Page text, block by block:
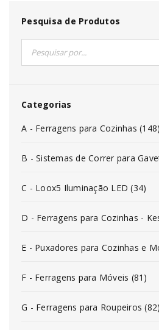
Pesquisa de Produtos
Categorias
A - Ferragens para Cozinhas (148)
B - Sistemas de Correr para
C - Loox5 Iluminação LED (34)
D - Ferragens para Cozinhas -
E - Puxadores para Cozinhas e
F - Ferragens para Móveis (81)
G - Ferragens para Roupeiros (82)